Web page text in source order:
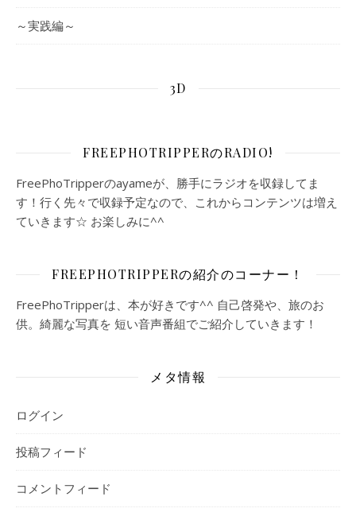
～実践編～
3D
FREEPHOTRIPPERのRADIO!
FreePhoTripperのayameが、勝手にラジオを収録してま
す！行く先々で収録予定なので、これからコンテンツは増え
ていきます☆ お楽しみに^^
FREEPHOTRIPPERの紹介のコーナー！
FreePhoTripperは、本が好きです^^ 自己啓発や、旅のお
供。綺麗な写真を 短い音声番組でご紹介していきます！
メタ情報
ログイン
投稿フィード
コメントフィード